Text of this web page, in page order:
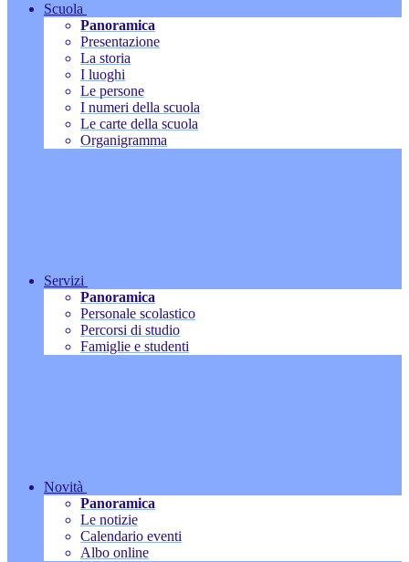
Scuola
Panoramica
Presentazione
La storia
I luoghi
Le persone
I numeri della scuola
Le carte della scuola
Organigramma
Servizi
Panoramica
Personale scolastico
Percorsi di studio
Famiglie e studenti
Novità
Panoramica
Le notizie
Calendario eventi
Albo online